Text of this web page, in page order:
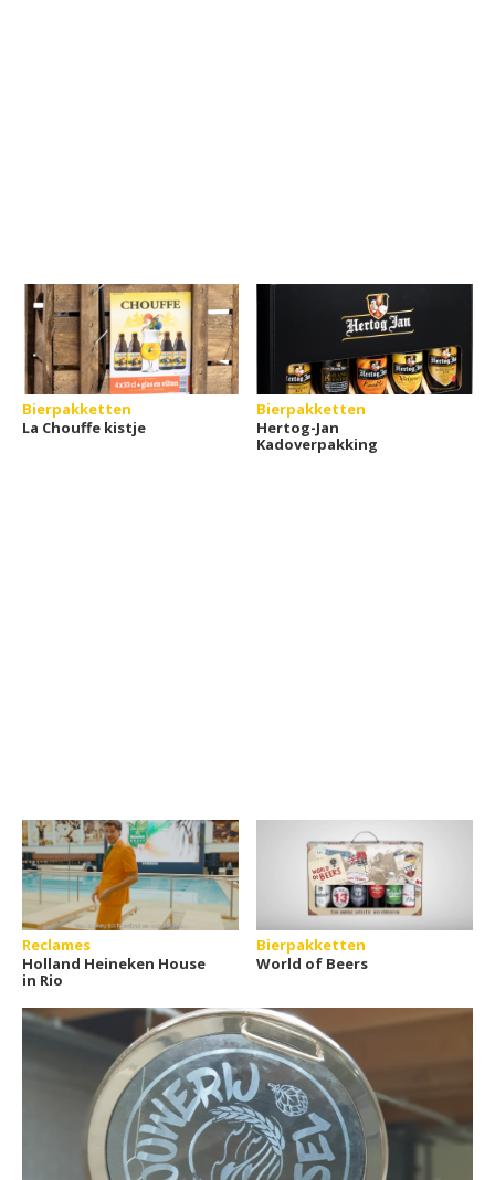
Bierpakketten
La Chouffe kistje
Bierpakketten
Hertog-Jan
Kadoverpakking
Reclames
Holland Heineken House
in Rio
Bierpakketten
World of Beers